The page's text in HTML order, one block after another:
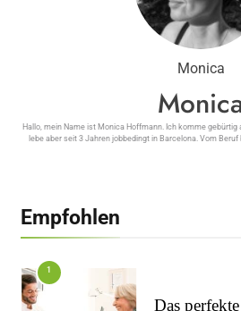
Weight Watchers Treffen
Erfahrungen zeigen…
Monica
Hallo, mein Name ist Monica Hoffmann. Ich komme gebürtig
lebe aber seit 3 Jahren jobbedingt in Barcelona. Vom
Empfohlen
1
Das